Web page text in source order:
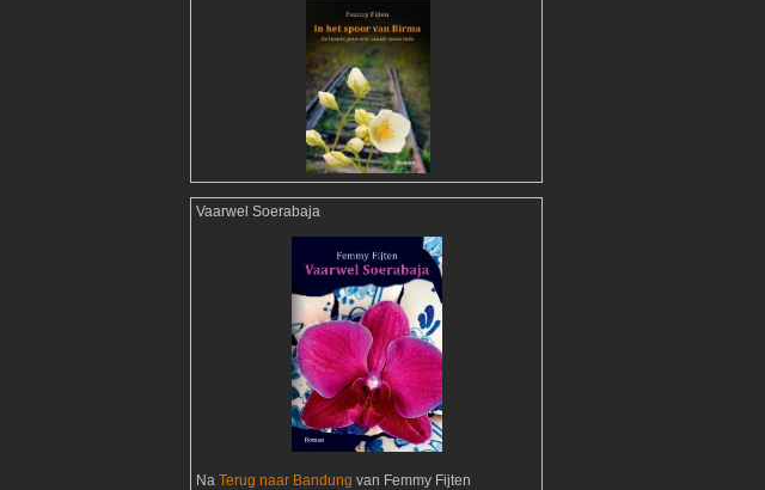
Vaarwel Soerabaja
NaTerug naar Bandungvan Femmy Fijten